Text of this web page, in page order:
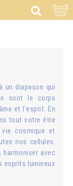
un diapason qui
sont le corps
et l’esprit. En
tout votre être
cosmique et
nos cellules.
harmoniser avec
esprits lumineux